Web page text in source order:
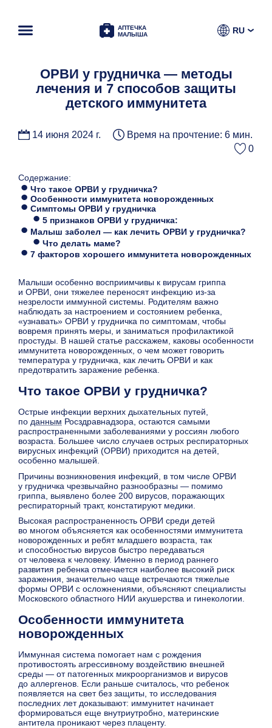
АПТЕЧКА
МАЛЫША
RU
ОРВИ у грудничка — методы
лечения и 7 способов защиты
детского иммунитета
14 июня 2024 г.
Время на прочтение: 6 мин.
0
Содержание:
Что такое ОРВИ у грудничка?
Особенности иммунитета новорожденных
Симптомы ОРВИ у грудничка
5 признаков ОРВИ у грудничка:
Малыш заболел — как лечить ОРВИ у грудничка?
Что делать маме?
7 факторов хорошего иммунитета новорожденных
Малыши особенно восприимчивы к вирусам гриппа
и ОРВИ, они тяжелее переносят инфекцию из-за
незрелости иммунной системы. Родителям важно
наблюдать за настроением и состоянием ребенка,
«узнавать» ОРВИ у грудничка по симптомам, чтобы
вовремя принять меры, и заниматься профилактикой
простуды. В нашей статье расскажем, каковы особенности
иммунитета новорожденных, о чем может говорить
температура у грудничка, как лечить ОРВИ и как
предотвратить заражение ребенка.
Что такое ОРВИ у грудничка?
Острые инфекции верхних дыхательных путей,
по данным Росздравнадзора, остаются самыми
распространенными заболеваниями у россиян любого
возраста. Большее число случаев острых респираторных
вирусных инфекций (ОРВИ) приходится на детей,
особенно малышей.
Причины возникновения инфекций, в том числе ОРВИ
у грудничка чрезвычайно разнообразны — помимо
гриппа, выявлено более 200 вирусов, поражающих
респираторный тракт, констатируют медики.
Высокая распространенность ОРВИ среди детей
во многом объясняется как особенностями иммунитета
новорожденных и ребят младшего возраста, так
и способностью вирусов быстро передаваться
от человека к человеку. Именно в период раннего
развития ребенка отмечается наиболее высокий риск
заражения, значительно чаще встречаются тяжелые
формы ОРВИ с осложнениями, объясняют специалисты
Московского областного НИИ акушерства и гинекологии.
Особенности иммунитета
новорожденных
Иммунная система помогает нам с рождения
противостоять агрессивному воздействию внешней
среды — от патогенных микроорганизмов и вирусов
до аллергенов. Если раньше считалось, что ребенок
появляется на свет без защиты, то исследования
последних лет доказывают: иммунитет начинает
формироваться еще внутриутробно, материнские
антитела проникают через плаценту.